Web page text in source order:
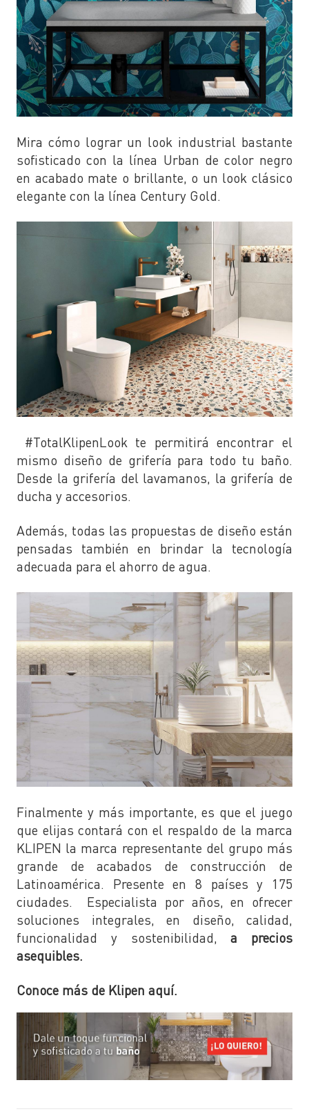
Mira cómo lograr un look industrial bastante
sofisticado con la línea Urban de color negro
en acabado mate o brillante, o un look clásico
elegante con la línea Century Gold.
#TotalKlipenLook te permitirá encontrar el
mismo diseño de grifería para todo tu baño.
Desde la grifería del lavamanos, la grifería de
ducha y accesorios.
Además, todas las propuestas de diseño están
pensadas también en brindar la tecnología
adecuada para el ahorro de agua.
Finalmente y más importante, es que el juego
que elijas contará con el respaldo de la marca
KLIPEN la marca representante del grupo más
grande de acabados de construcción de
Latinoamérica. Presente en 8 países y 175
ciudades. Especialista por años, en ofrecer
soluciones integrales, en diseño, calidad,
funcionalidad y sostenibilidad, a precios
asequibles.
Conoce más de Klipen aquí.